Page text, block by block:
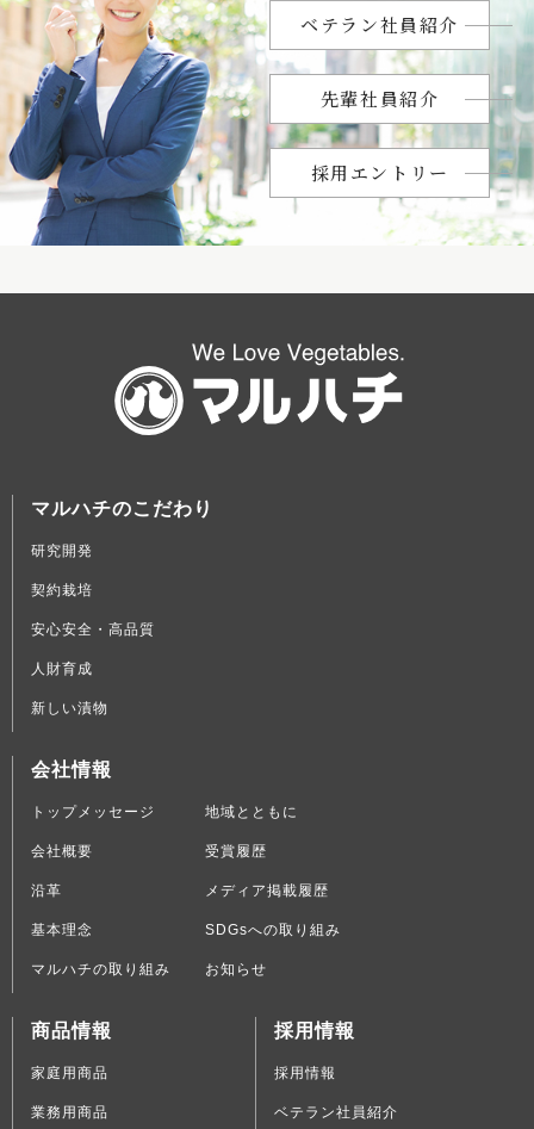
ベテラン社員紹介
先輩社員紹介
採用エントリー
マルハチのこだわり
研究開発
契約栽培
安心安全・高品質
人財育成
新しい漬物
会社情報
トップメッセージ
会社概要
沿革
基本理念
マルハチの取り組み
地域とともに
受賞履歴
メディア掲載履歴
SDGsへの取り組み
お知らせ
商品情報
家庭用商品
業務用商品
採用情報
採用情報
ベテラン社員紹介